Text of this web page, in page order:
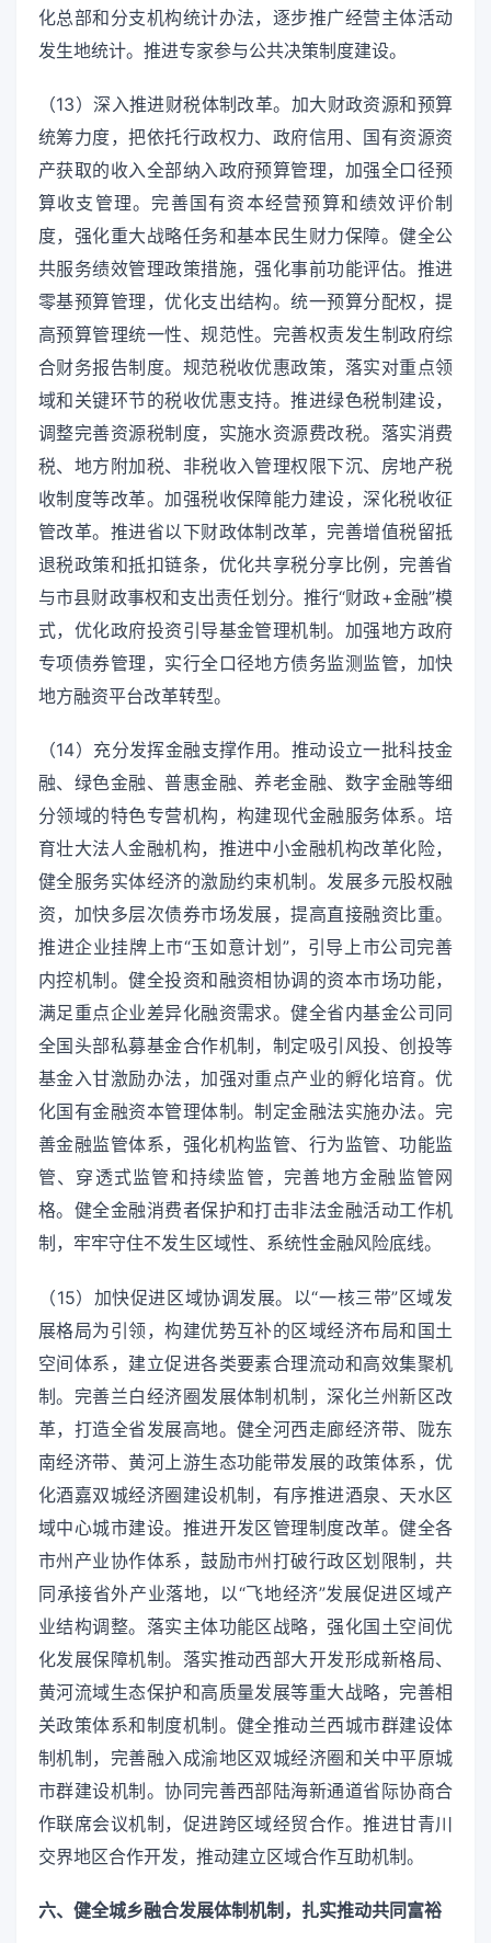
化总部和分支机构统计办法，逐步推广经营主体活动
发生地统计。推进专家参与公共决策制度建设。
（13）深入推进财税体制改革。加大财政资源和预算
统筹力度，把依托行政权力、政府信用、国有资源资
产获取的收入全部纳入政府预算管理，加强全口径预
算收支管理。完善国有资本经营预算和绩效评价制
度，强化重大战略任务和基本民生财力保障。健全公
共服务绩效管理政策措施，强化事前功能评估。推进
零基预算管理，优化支出结构。统一预算分配权，提
高预算管理统一性、规范性。完善权责发生制政府综
合财务报告制度。规范税收优惠政策，落实对重点领
域和关键环节的税收优惠支持。推进绿色税制建设，
调整完善资源税制度，实施水资源费改税。落实消费
税、地方附加税、非税收入管理权限下沉、房地产税
收制度等改革。加强税收保障能力建设，深化税收征
管改革。推进省以下财政体制改革，完善增值税留抵
退税政策和抵扣链条，优化共享税分享比例，完善省
与市县财政事权和支出责任划分。推行“财政+金融”模
式，优化政府投资引导基金管理机制。加强地方政府
专项债券管理，实行全口径地方债务监测监管，加快
地方融资平台改革转型。
（14）充分发挥金融支撑作用。推动设立一批科技金
融、绿色金融、普惠金融、养老金融、数字金融等细
分领域的特色专营机构，构建现代金融服务体系。培
育壮大法人金融机构，推进中小金融机构改革化险，
健全服务实体经济的激励约束机制。发展多元股权融
资，加快多层次债券市场发展，提高直接融资比重。
推进企业挂牌上市“玉如意计划”，引导上市公司完善
内控机制。健全投资和融资相协调的资本市场功能，
满足重点企业差异化融资需求。健全省内基金公司同
全国头部私募基金合作机制，制定吸引风投、创投等
基金入甘激励办法，加强对重点产业的孵化培育。优
化国有金融资本管理体制。制定金融法实施办法。完
善金融监管体系，强化机构监管、行为监管、功能监
管、穿透式监管和持续监管，完善地方金融监管网
格。健全金融消费者保护和打击非法金融活动工作机
制，牢牢守住不发生区域性、系统性金融风险底线。
（15）加快促进区域协调发展。以“一核三带”区域发
展格局为引领，构建优势互补的区域经济布局和国土
空间体系，建立促进各类要素合理流动和高效集聚机
制。完善兰白经济圈发展体制机制，深化兰州新区改
革，打造全省发展高地。健全河西走廊经济带、陇东
南经济带、黄河上游生态功能带发展的政策体系，优
化酒嘉双城经济圈建设机制，有序推进酒泉、天水区
域中心城市建设。推进开发区管理制度改革。健全各
市州产业协作体系，鼓励市州打破行政区划限制，共
同承接省外产业落地，以“飞地经济”发展促进区域产
业结构调整。落实主体功能区战略，强化国土空间优
化发展保障机制。落实推动西部大开发形成新格局、
黄河流域生态保护和高质量发展等重大战略，完善相
关政策体系和制度机制。健全推动兰西城市群建设体
制机制，完善融入成渝地区双城经济圈和关中平原城
市群建设机制。协同完善西部陆海新通道省际协商合
作联席会议机制，促进跨区域经贸合作。推进甘青川
交界地区合作开发，推动建立区域合作互助机制。
六、健全城乡融合发展体制机制，扎实推动共同富裕